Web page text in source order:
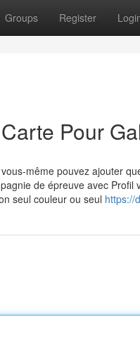
Groups Register
Pour
même pouvez ajouter
de épreuve avec
seul couleur ou seul https://